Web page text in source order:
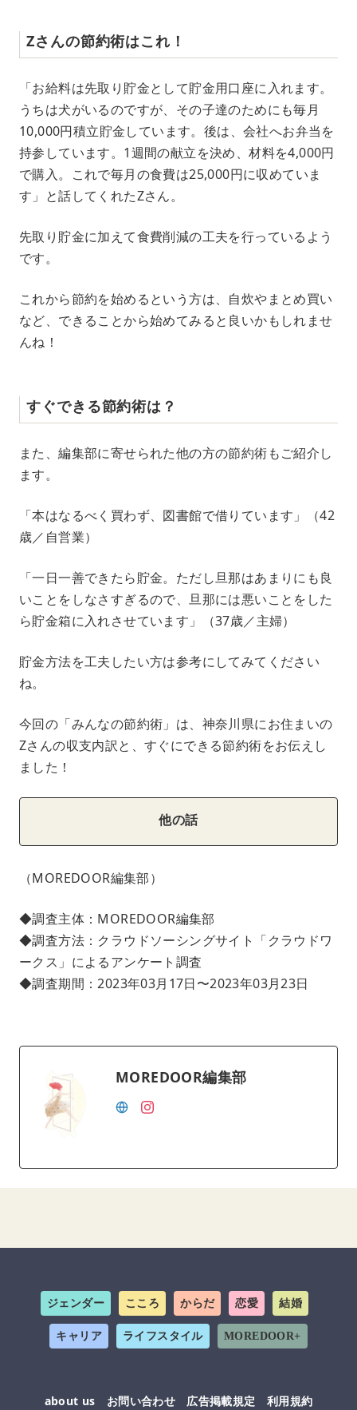
Zさんの節約術はこれ！
「お給料は先取り貯金として貯金用口座に入れます。
うちは犬がいるのですが、その子達のためにも毎月
10,000円積立貯金しています。後は、会社へお弁当を
持参しています。1週間の献立を決め、材料を4,000円
で購入。これで毎月の食費は25,000円に収めていま
す」と話してくれたZさん。
先取り貯金に加えて食費削減の工夫を行っているよう
です。
これから節約を始めるという方は、自炊やまとめ買い
など、できることから始めてみると良いかもしれませ
んね！
すぐできる節約術は？
また、編集部に寄せられた他の方の節約術もご紹介し
ます。
「本はなるべく買わず、図書館で借りています」（42
歳／自営業）
「一日一善できたら貯金。ただし旦那はあまりにも良
いことをしなさすぎるので、旦那には悪いことをした
ら貯金箱に入れさせています」（37歳／主婦）
貯金方法を工夫したい方は参考にしてみてください
ね。
今回の「みんなの節約術」は、神奈川県にお住まいの
Zさんの収支内訳と、すぐにできる節約術をお伝えし
ました！
他の話
（MOREDOOR編集部）
◆調査主体：MOREDOOR編集部
◆調査方法：クラウドソーシングサイト「クラウドワ
ークス」によるアンケート調査
◆調査期間：2023年03月17日〜2023年03月23日
MOREDOOR編集部
ジェンダー こころ からだ 恋愛 結婚
キャリア ライフスタイル MOREDOOR+
about us お問い合わせ 広告掲載規定 利用規約